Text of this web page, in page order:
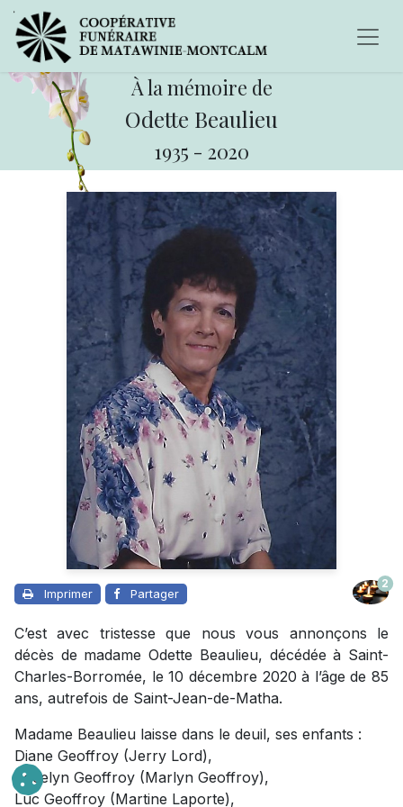
À la mémoire de
Odette Beaulieu
1935 - 2020
Imprimer Partager
2
C’est avec tristesse que nous vous annonçons le
décès de madame Odette Beaulieu, décédée à Saint-
Charles-Borromée, le 10 décembre 2020 à l’âge de 85
ans, autrefois de Saint-Jean-de-Matha.
Madame Beaulieu laisse dans le deuil, ses enfants :
Diane Geoffroy (Jerry Lord),
Jocelyn Geoffroy (Marlyn Geoffroy),
Luc Geoffroy (Martine Laporte),